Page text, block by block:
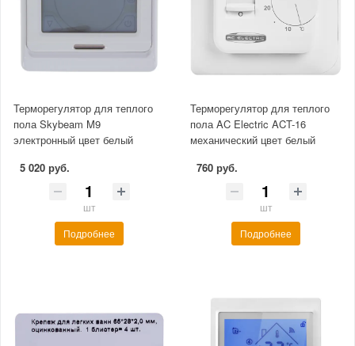
Терморегулятор для теплого
пола Skybeam M9
электронный цвет белый
5 020 руб.
шт
Подробнее
Терморегулятор для теплого
пола AC Electric ACT-16
механический цвет белый
760 руб.
шт
Подробнее